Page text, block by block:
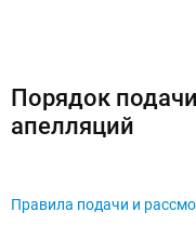
Порядок
апелляций
Правила подачи и